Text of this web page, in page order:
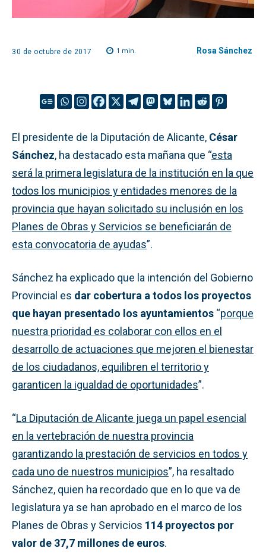
30 de octubre de 2017 1 min. Rosa Sánchez
El presidente de la Diputación de Alicante, César
Sánchez, ha destacado esta mañana que “esta
será la primera legislatura de la institución en la que
todos los municipios y entidades menores de la
provincia que hayan solicitado su inclusión en los
Planes de Obras y Servicios se beneficiarán de
esta convocatoria de ayudas”.
Sánchez ha explicado que la intención del Gobierno
Provincial es dar cobertura a todos los proyectos
que hayan presentado los ayuntamientos “porque
nuestra prioridad es colaborar con ellos en el
desarrollo de actuaciones que mejoren el bienestar
de los ciudadanos, equilibren el territorio y
garanticen la igualdad de oportunidades”.
“La Diputación de Alicante juega un papel esencial
en la vertebración de nuestra provincia
garantizando la prestación de servicios en todos y
cada uno de nuestros municipios”, ha resaltado
Sánchez, quien ha recordado que en lo que va de
legislatura ya se han aprobado en el marco de los
Planes de Obras y Servicios 114 proyectos por
valor de 37,7 millones de euros.